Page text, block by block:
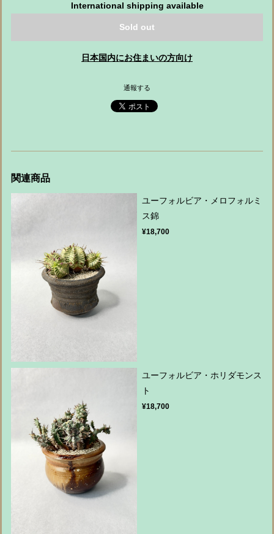
International shipping available
Sold out
日本国内にお住まいの方向け
通報する
関連商品
ユーフォルビア・メロフォルミ
ス錦
¥18,700
ユーフォルビア・ホリダモンス
ト
¥18,700